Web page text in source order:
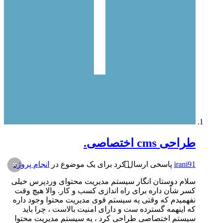
×
طراحی cms اختصاصی.
irani91 پاسخی ارسال کرد برای یک موضوع در انجام پروژه
سلام دوستان انگار سیستم مدیریت محتوای وردپرس خیلی
کسر شاَن داره برای راه اندازی کسب و کار. والا هیچ وقت
نفهمیدم که وقتی یه سیستم قوی مدیریت محتوا وجود داره
که اینهمه گسترده ست و دارای امنیت بالاست ، چرا باید
سیستم اختصاصی طراحی کرد ، یه سیستم مدیریت محتوا